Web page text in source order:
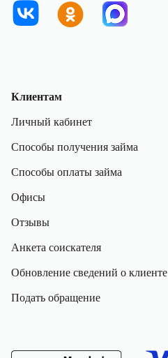
Клиентам
Личный кабинет
Способы получения займа
Способы оплаты займа
Офисы
Отзывы
Анкета соискателя
Обновление сведений о клиенте
Подать обращение